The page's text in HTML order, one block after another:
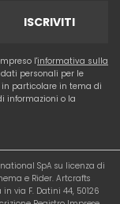
ISCRIVITI
l'informativa sulla
personali per le
particolare in tema di
informazioni o la
SpA su licenza di
e Rider. Artcrafts
via F. Datini 44, 50126